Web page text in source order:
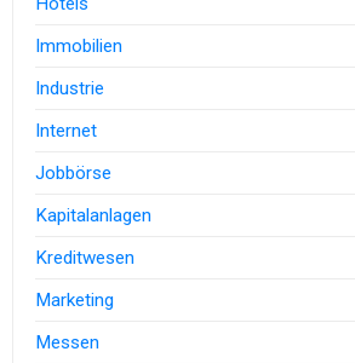
Immobilien
Industrie
Internet
Jobbörse
Kapitalanlagen
Kreditwesen
Marketing
Messen